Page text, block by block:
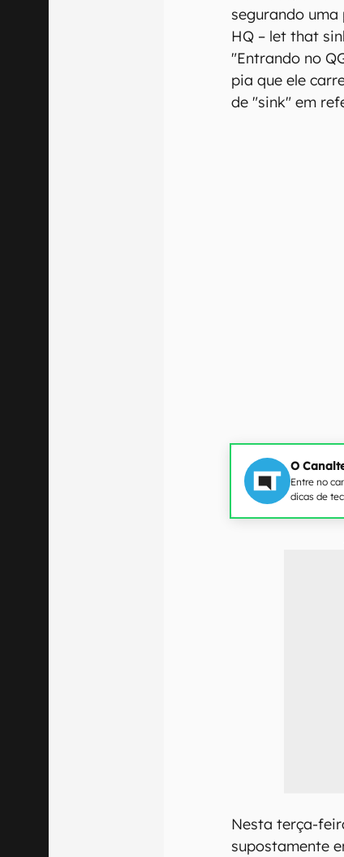
segurando
HQ – let that
"Entrando no
pia que ele
de "sink" em
O
Entre no
dicas de
Nesta terça-
supostamente